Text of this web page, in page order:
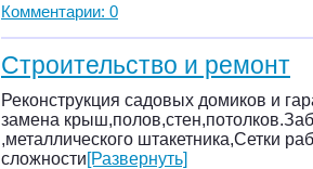
Комментарии: 0
Строительство и ремонт
Реконструкция садовых домиков и
замена
,металлического штакетника,Сетки
сложности[Развернуть]